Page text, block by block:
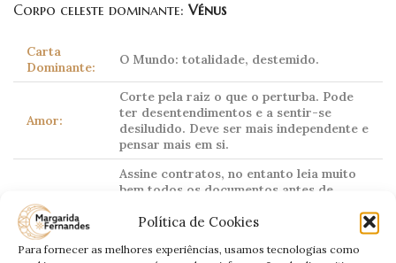
Política de Cookies
Para fornecer as melhores experiências, usamos tecnologias como
Corpo celeste dominante: Vénus
Carta
Dominante:
O Mundo: totalidade, destemido.
Amor:
Corte pela raiz o que o perturba. Pode
ter desentendimentos e a sentir-se
desiludido. Deve ser mais independente e
pensar mais em si.
Profissional:
Assine contratos, no entanto leia muito
bem todos os documentos antes de
recompensado ao dobro,